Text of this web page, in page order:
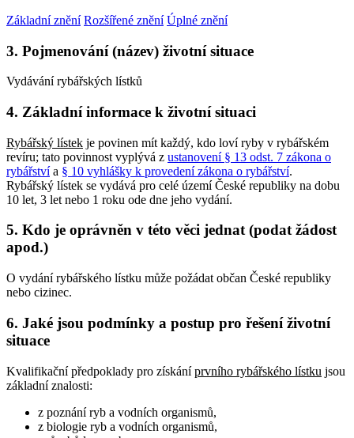
Základní znění Rozšířené znění Úplné znění
3. Pojmenování (název) životní situace
Vydávání rybářských lístků
4. Základní informace k životní situaci
Rybářský lístek je povinen mít každý, kdo loví ryby v rybářském
revíru; tato povinnost vyplývá z ustanovení § 13 odst. 7 zákona o
rybářstvía § 10 vyhlášky k provedení zákona o rybářství.
Rybářský lístek se vydává pro celé území České republiky na dobu
10 let, 3 let nebo 1 roku ode dne jeho vydání.
5. Kdo je oprávněn v této věci jednat (podat žádost
apod.)
O vydání rybářského lístku může požádat občan České republiky
nebo cizinec.
6. Jaké jsou podmínky a postup pro řešení životní
situace
Kvalifikační předpoklady pro získáníprvního rybářského lístku jsou
základní znalosti:
z poznání ryb a vodních organismů,
z biologie ryb a vodních organismů,